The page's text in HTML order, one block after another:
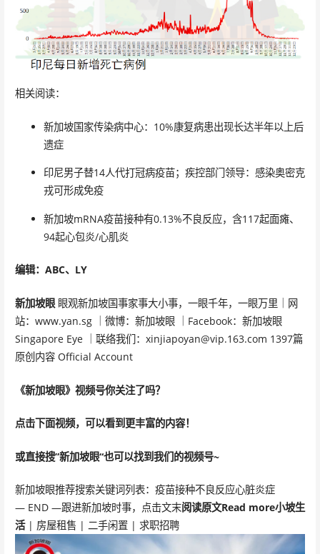
相关阅读：
新加坡国家传染病中心：10%康复病患出现长达半年以上后
遗症
印尼男子替14人代打冠病疫苗；疾控部门领导：感染奥密克
戎可形成免疫
新加坡mRNA疫苗接种有0.13%不良反应，含117起面瘫、
94起心包炎/心肌炎
编辑：ABC、LY
新加坡眼 眼观新加坡国事家事大小事，一眼千年，一眼万里｜网
站：www.yan.sg ｜微博：新加坡眼 ｜Facebook：新加坡眼
Singapore Eye ｜联络我们：xinjiapoyan@vip.163.com 1397篇
原创内容 Official Account
《新加坡眼》视频号你关注了吗？
点击下面视频，可以看到更丰富的内容！
或直接搜”新加坡眼“也可以找到我们的视频号~
新加坡眼推荐搜索关键词列表：疫苗接种不良反应心脏炎症
— END —跟进新加坡时事，点击文末阅读原文Read more小坡生
活 | 房屋租售 | 二手闲置 | 求职招聘